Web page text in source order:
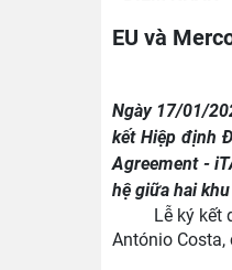
EU và
Ngày 17/01/
kết Hiệp định
Agreement -
hệ giữa hai
Lễ ký kết
António Costa,